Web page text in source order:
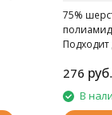
75%
Подходит
шапок и т.д.
276 руб.
В